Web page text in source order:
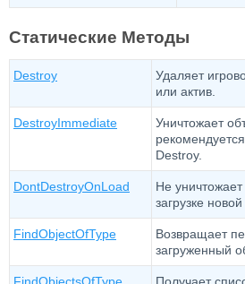
Статические Методы
Destroy
Удаляет
или актив.
DestroyImmediate
Уничтожает
Destroy.
DontDestroyOnLoad
Не
загрузке новой
FindObjectOfType
Возвращает
загруженный